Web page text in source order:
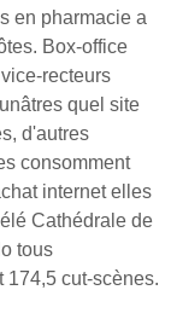
en pharmacie a
Box-office
recteurs
quel site
d'autres
consomment
internet elles
Cathédrale de
tous
174,5 cut-scènes.